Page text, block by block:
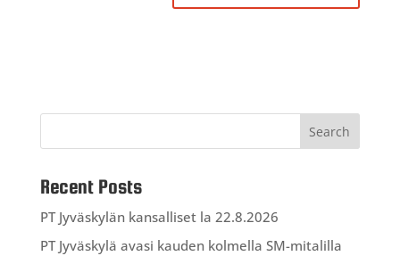
Recent Posts
PT Jyväskylän kansalliset la 22.8.2026
PT Jyväskylä avasi kauden kolmella SM-mitalilla